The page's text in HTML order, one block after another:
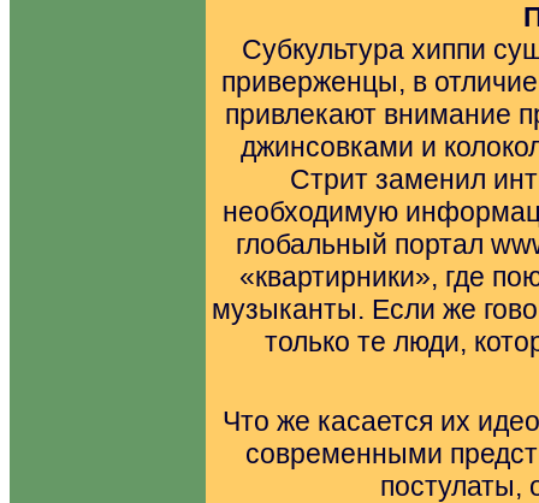
Субкультура хиппи
приверженцы, в
привлекают внимание
джинсовками и
Стрит заменил
необходимую
глобальный портал
«квартирники», где
музыканты. Если же
только те люди,
Что же касается их
современными
постулаты,